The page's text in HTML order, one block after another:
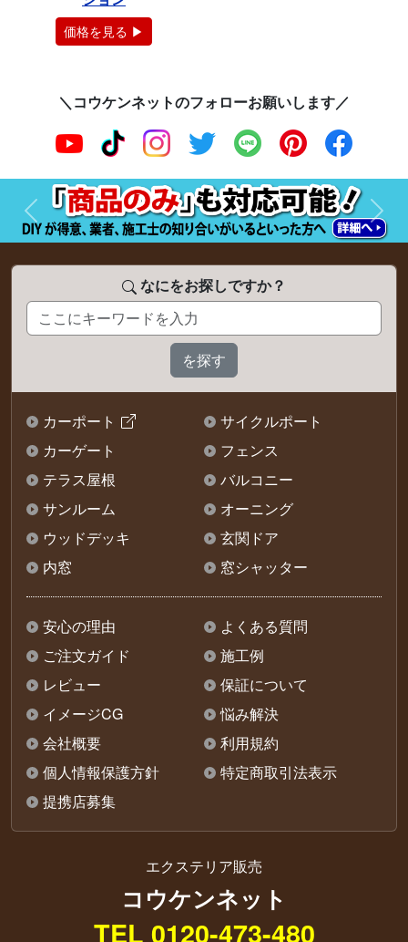
価格を見る ▶
＼コウケンネットのフォローお願いします／
前へ 次へ
なにをお探しですか？
カーポート
サイクルポート
カーゲート
フェンス
テラス屋根
バルコニー
サンルーム
オーニング
ウッドデッキ
玄関ドア
内窓
窓シャッター
安心の理由
よくある質問
ご注文ガイド
施工例
レビュー
保証について
イメージCG
悩み解決
会社概要
利用規約
個人情報保護方針
特定商取引法表示
提携店募集
エクステリア販売
コウケンネット
TEL 0120-473-480